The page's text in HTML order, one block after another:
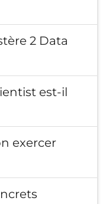
compétences
faciliter
2 Data
est-il
exercer